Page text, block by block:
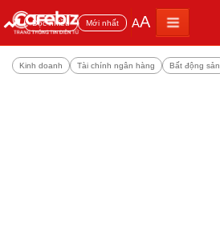
Đọc nhiều Mới nhất AA
Kinh doanh Tài chính ngân hàng Bất động sản